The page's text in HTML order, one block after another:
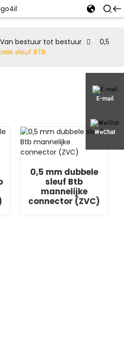
E-mail
WeChat
Van bestuur tot bestuur
0,5
sleuf BTB
0,5 mm dubbele
sleuf Btb
mannelijke
connector (ZVC)